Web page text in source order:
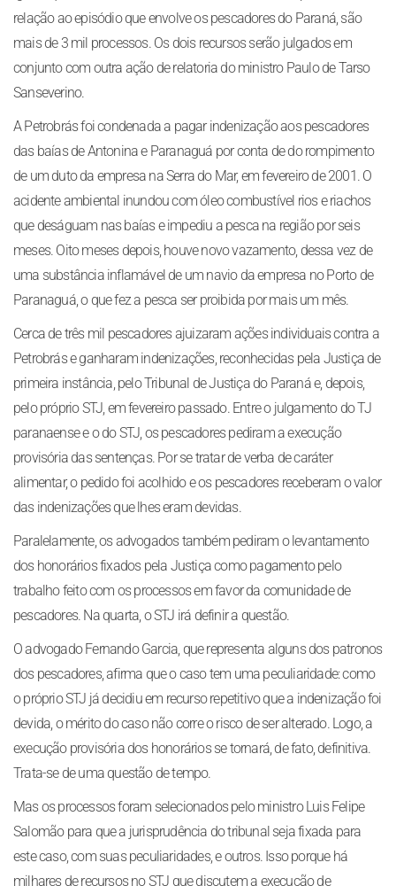
relação ao episódio que envolve os pescadores do Paraná, são
mais de 3 mil processos. Os dois recursos serão julgados em
conjunto com outra ação de relatoria do ministro Paulo de Tarso
Sanseverino.
A Petrobrás foi condenada a pagar indenização aos pescadores
das baías de Antonina e Paranaguá por conta de do rompimento
de um duto da empresa na Serra do Mar, em fevereiro de 2001. O
acidente ambiental inundou com óleo combustível rios e riachos
que deságuam nas baías e impediu a pesca na região por seis
meses. Oito meses depois, houve novo vazamento, dessa vez de
uma substância inflamável de um navio da empresa no Porto de
Paranaguá, o que fez a pesca ser proibida por mais um mês.
Cerca de três mil pescadores ajuizaram ações individuais contra a
Petrobrás e ganharam indenizações, reconhecidas pela Justiça de
primeira instância, pelo Tribunal de Justiça do Paraná e, depois,
pelo próprio STJ, em fevereiro passado. Entre o julgamento do TJ
paranaense e o do STJ, os pescadores pediram a execução
provisória das sentenças. Por se tratar de verba de caráter
alimentar, o pedido foi acolhido e os pescadores receberam o valor
das indenizações que lhes eram devidas.
Paralelamente, os advogados também pediram o levantamento
dos honorários fixados pela Justiça como pagamento pelo
trabalho feito com os processos em favor da comunidade de
pescadores. Na quarta, o STJ irá definir a questão.
O advogado Fernando Garcia, que representa alguns dos patronos
dos pescadores, afirma que o caso tem uma peculiaridade: como
o próprio STJ já decidiu em recurso repetitivo que a indenização foi
devida, o mérito do caso não corre o risco de ser alterado. Logo, a
execução provisória dos honorários se tornará, de fato, definitiva.
Trata-se de uma questão de tempo.
Mas os processos foram selecionados pelo ministro Luis Felipe
Salomão para que a jurisprudência do tribunal seja fixada para
este caso, com suas peculiaridades, e outros. Isso porque há
milhares de recursos no STJ que discutem a execução de